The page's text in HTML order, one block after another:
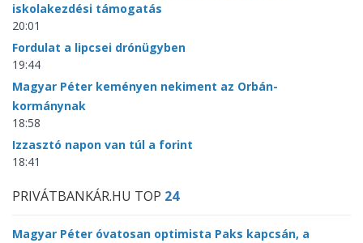
iskolakezdési támogatás
20:01
Fordulat a lipcsei drónügyben
19:44
Magyar Péter keményen nekiment az Orbán-
kormánynak
18:58
Izzasztó napon van túl a forint
18:41
PRIVÁTBANKÁR.HU TOP 24
Magyar Péter óvatosan optimista Paks kapcsán, a